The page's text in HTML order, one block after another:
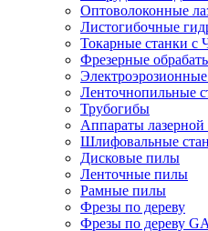
Оптоволоконные
Листогибочные
Токарные станки с
Фрезерные
Ленточнопильные
Трубогибы
Аппараты лазерной
Шлифовальные
Дисковые пилы
Ленточные пилы
Рамные пилы
Фрезы по дереву
Фрезы по дереву